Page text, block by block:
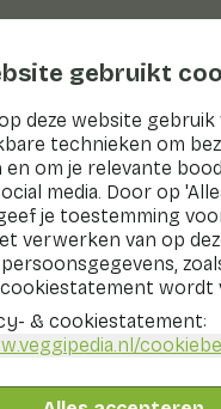
gebruikt
deze website gebruik
technieken om
en om je relevante
media. Door op
je toestemming
verwerken van op
wordt
& cookiestatement:
/
Informatie
fruit
Groenten Koelkast
smaak lijkt op die van